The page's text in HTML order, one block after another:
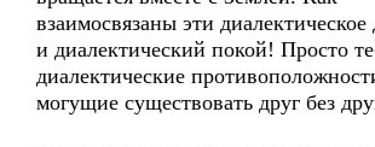
взаимосвязаны эти
и диалектический покой! Просто
диалектические
могущие существовать друг без